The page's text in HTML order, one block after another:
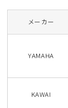
メーカー
YAMAHA
KAWAI